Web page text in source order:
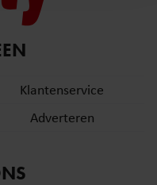
Ook delen we
site met onze
en analyse. Deze
of die ze hebben
u onze website blijft
Klantenservice
Adverteren